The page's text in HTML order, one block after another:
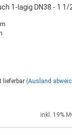
1-lagig DN38 - 1 1/
lieferbar (Ausland
inkl. 19%